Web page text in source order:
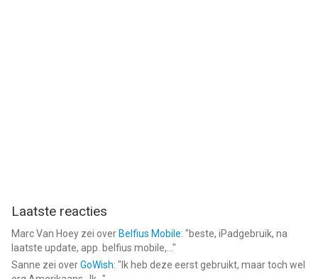
Laatste reacties
Marc Van Hoey zei over Belfius Mobile: "beste, iPadgebruik, na
laatste update, app. belfius mobile,... "
Sanne zei overGoWish: " Ik heb deze eerst gebruikt, maar toch wel